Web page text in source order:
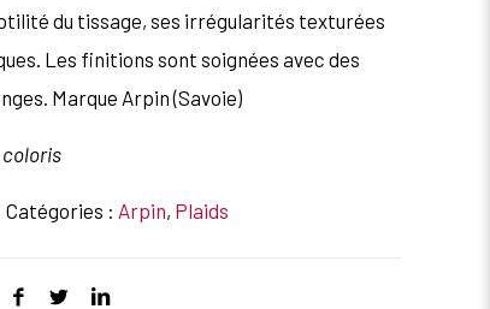
du tissage, ses irrégularités texturées
Les finitions sont soignées avec des
Marque Arpin (Savoie)
coloris
Catégories : Arpin, Plaids